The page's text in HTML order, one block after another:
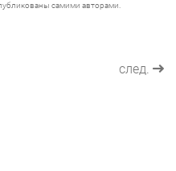
самими авторами.
след.